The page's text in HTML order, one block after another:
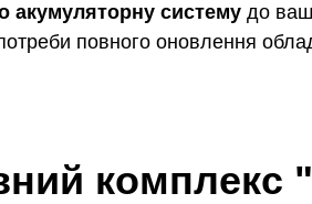
акумуляторну систему до
повного оновлення
комплекс